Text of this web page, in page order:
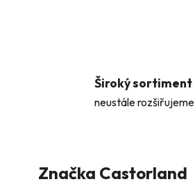
Široký sortiment
neustále rozšiřujeme
Značka Castorland